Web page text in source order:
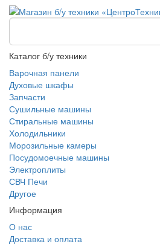
Каталог б/у техники
Варочная панели
Духовые шкафы
Запчасти
Сушильные машины
Стиральные машины
Холодильники
Морозильные камеры
Посудомоечные машины
Электроплиты
СВЧ Печи
Другое
Информация
О нас
Доставка и оплата